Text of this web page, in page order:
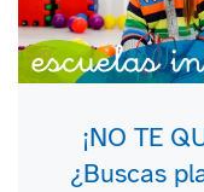
¡NO TE
¿Buscas